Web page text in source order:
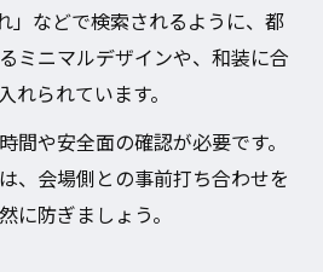
」などで検索されるように、都
ミニマルデザインや、和装に合
れられています。
間や安全面の確認が必要です。
、会場側との事前打ち合わせを
に防ぎましょう。